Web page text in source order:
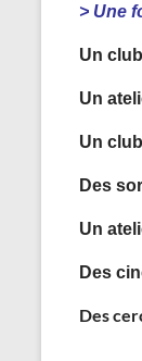
> Une
Un
Un
Un
Des
Un
Des
Des